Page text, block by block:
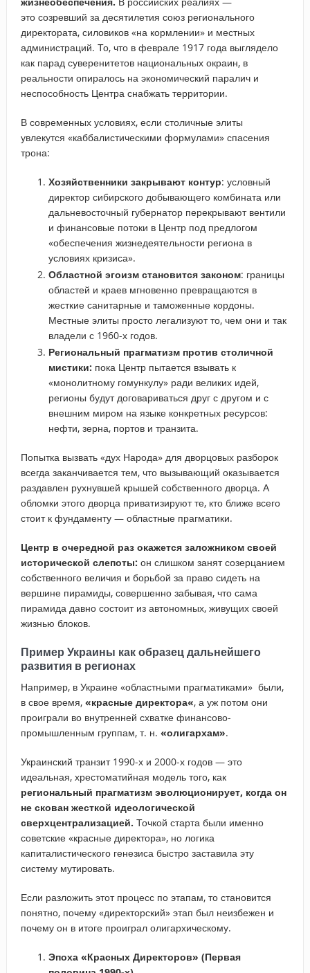
это созревший за десятилетия союз регионального
директората, силовиков «на кормлении» и местных
администраций. То, что в феврале 1917 года выглядело
как парад суверенитетов национальных окраин, в
реальности опиралось на экономический паралич и
неспособность Центра снабжать территории.
В современных условиях, если столичные элиты
увлекутся «каббалистическими формулами» спасения
трона:
Хозяйственники закрывают контур: условный
директор сибирского добывающего комбината или
дальневосточный губернатор перекрывают вентили
и финансовые потоки в Центр под предлогом
«обеспечения жизнедеятельности региона в
условиях кризиса».
Областной эгоизм становится законом: границы
областей и краев мгновенно превращаются в
жесткие санитарные и таможенные кордоны.
Местные элиты просто легализуют то, чем они и так
владели с 1960-х годов.
Региональный прагматизм против столичной
мистики: пока Центр пытается взывать к
«монолитному гомункулу» ради великих идей,
регионы будут договариваться друг с другом и с
внешним миром на языке конкретных ресурсов:
нефти, зерна, портов и транзита.
Попытка вызвать «дух Народа» для дворцовых разборок
всегда заканчивается тем, что вызывающий оказывается
раздавлен рухнувшей крышей собственного дворца. А
обломки этого дворца приватизируют те, кто ближе всего
стоит к фундаменту — областные прагматики.
Центр в очередной раз окажется заложником своей
исторической слепоты: он слишком занят созерцанием
собственного величия и борьбой за право сидеть на
вершине пирамиды, совершенно забывая, что сама
пирамида давно состоит из автономных, живущих своей
жизнью блоков.
Пример Украины как образец дальнейшего
развития в регионах
Например, в Украине «областными прагматиками» были,
в свое время, «красные директора«, а уж потом они
проиграли во внутренней схватке финансово-
промышленным группам, т. н. «олигархам».
Украинский транзит 1990-х и 2000-х годов — это
идеальная, хрестоматийная модель того, как
региональный прагматизм эволюционирует, когда он
не скован жесткой идеологической
сверхцентрализацией. Точкой старта были именно
советские «красные директора», но логика
капиталистического генезиса быстро заставила эту
систему мутировать.
Если разложить этот процесс по этапам, то становится
понятно, почему «директорский» этап был неизбежен и
почему он в итоге проиграл олигархическому.
Эпоха «Красных Директоров» (Первая